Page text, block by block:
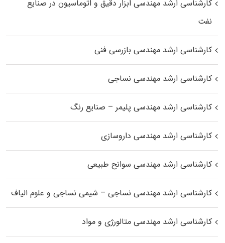
کارشناسی ارشد مهندسی ابزار دقیق و اتوماسیون در صنایع
نفت
کارشناسی ارشد مهندسی بازرسی فنی
کارشناسی ارشد مهندسی نساجی
کارشناسی ارشد مهندسی پلیمر – صنایع رنگ
کارشناسی ارشد مهندسی داروسازی
کارشناسی ارشد مهندسی سوانح طبیعی
کارشناسی ارشد مهندسی نساجی – شیمی نساجی و علوم الیاف
کارشناسی ارشد مهندسی متالورژی و مواد